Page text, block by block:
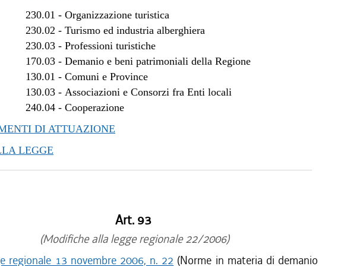
al 28/03/2018
2017 al 04/01/2018
2017 al 10/11/2017
2017 al 08/11/2017
2017 al 09/08/2017
2017 al 17/05/2017
2017 al 14/04/2017
al 08/01/2017
230.01 -Organizzazione turistica
230.02 -Turismo ed industria alberghiera
230.03 -Professioni turistiche
170.03 -Demanio e beni patrimoniali della Regione
130.01 -Comuni e Province
130.03 -Associazioni e Consorzi fra Enti locali
240.04 -Cooperazione
DI ATTUAZIONE
LEGGE
Art. 93
(Modifiche alla legge regionale 22/2006)
regionale 13 novembre 2006, n. 22 (Norme in materia di demanio